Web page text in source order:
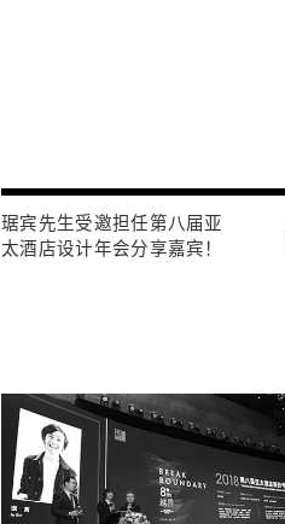
琚宾先生受邀担任第八届亚
太酒店设计年会分享嘉宾！